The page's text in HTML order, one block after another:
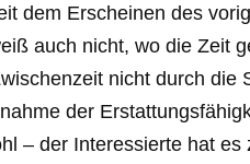
dem Erscheinen des
auch nicht, wo die Zeit
nicht durch die
der
– der Interessierte hat